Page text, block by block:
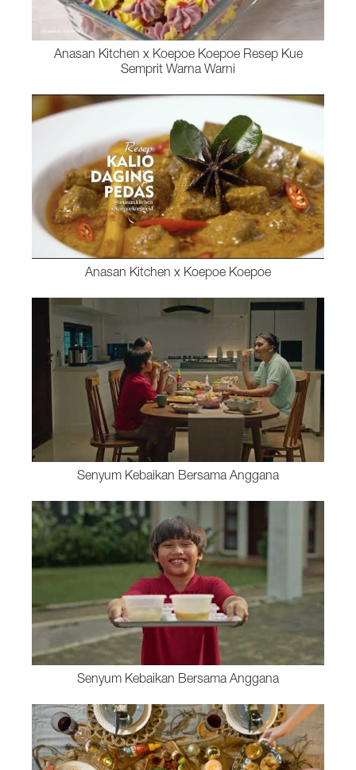
Anasan Kitchen x Koepoe Koepoe Resep Kue
Semprit Warna Warni
Anasan Kitchen x Koepoe Koepoe
Senyum Kebaikan Bersama Anggana
Senyum Kebaikan Bersama Anggana